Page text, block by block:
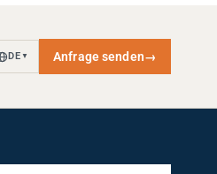
DE Anfrage senden